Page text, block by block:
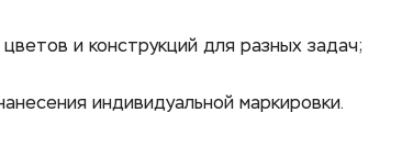
и конструкций для разных задач;
индивидуальной маркировки.